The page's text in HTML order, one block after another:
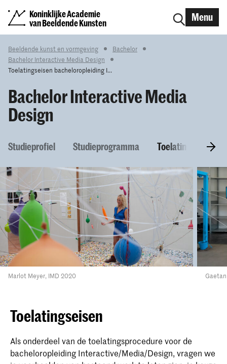
Koninklijke Academie
van Beeldende Kunsten
Menu
Beeldende kunst en vormgeving
Bachelor
Bachelor Interactive Media Design
Toelatingseisen bacheloropleiding I...
Bachelor Interactive Media
Design
Studieprofiel Studieprogramma Toelatingseisen
Marlot Meyer, IMD 2020
Toelatingseisen
Als onderdeel van de toelatingsprocedure voor de
bacheloropleiding Interactive/Media/Design, vragen we